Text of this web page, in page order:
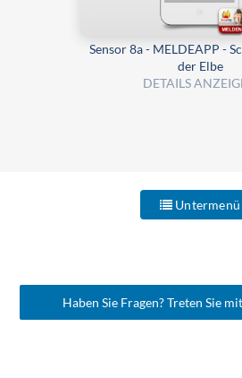
Sensor 8a - MELDEAPP -
der Elbe
DETAILS
Untermenü
Haben Sie Fragen? Treten Sie